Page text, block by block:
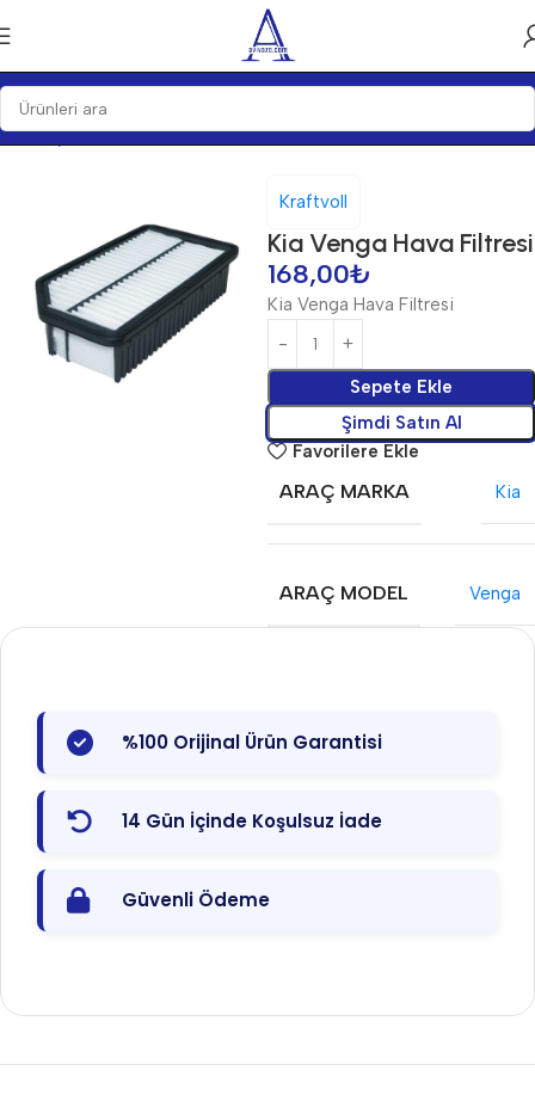
Ana Sayfa Bakım Ürünleri Filtre Hava Filtreleri
Kraftvoll
Kia Venga Hava Filtresi
168,00₺
Kia Venga Hava Filtresi
Sepete Ekle
Şimdi Satın Al
Favorilere Ekle
ARAÇ MARKA Kia
ARAÇ MODEL Venga
%100 Orijinal Ürün Garantisi
14 Gün İçinde Koşulsuz İade
Güvenli Ödeme